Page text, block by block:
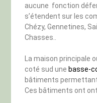
aucune fonction
s’étendent sur les
Chézy, Gennetines,
Chasses..
La maison principale
coté sud une basse-
bâtiments
Ces bâtiments ont